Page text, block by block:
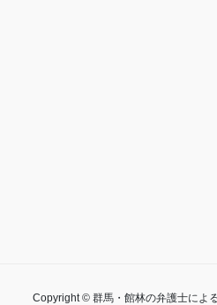
Copyright © 群馬・館林の弁護士によ